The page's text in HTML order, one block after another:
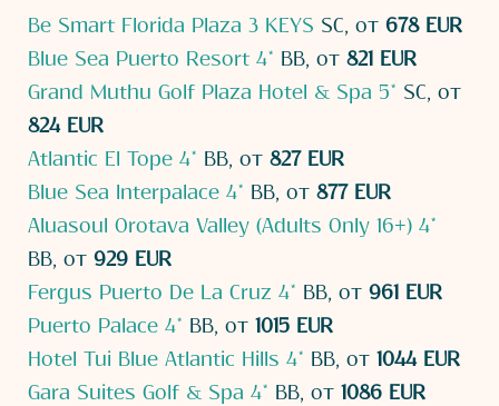
Be Smart Florida Plaza 3 KEYS SC, от 678 EUR
Blue Sea Puerto Resort 4* BB, от 821 EUR
Grand Muthu Golf Plaza Hotel & Spa 5* SC, от
824 EUR
Atlantic El Tope 4* BB, от 827 EUR
Blue Sea Interpalace 4* BB, от 877 EUR
Aluasoul Orotava Valley (Adults Only 16+) 4*
BB, от 929 EUR
Fergus Puerto De La Cruz 4* BB, от 961 EUR
Puerto Palace 4* BB, от 1015 EUR
Hotel Tui Blue Atlantic Hills 4* BB, от 1044 EUR
Gara Suites Golf & Spa 4* BB, от 1086 EUR